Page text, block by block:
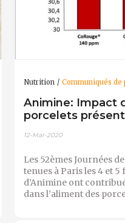
Nutrition Communiqués de
Animine: Impact
porcelets
12-Mar-2020
Les 52èmes Journées
tenues à Paris les 4 et
d’Animine ont
dans l’aliment des